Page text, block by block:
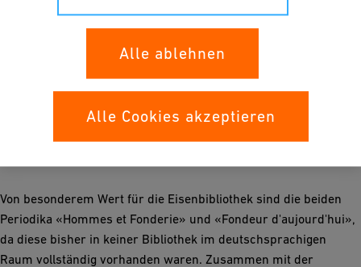
Von besonderem Wert für die Eisenbibliothek sind die beiden
Periodika «Hommes et Fonderie» und «Fondeur d'aujourd'hui»,
da diese bisher in keiner Bibliothek im deutschsprachigen
Raum vollständig vorhanden waren. Zusammen mit der
Alle ablehnen
Alle Cookies akzeptieren